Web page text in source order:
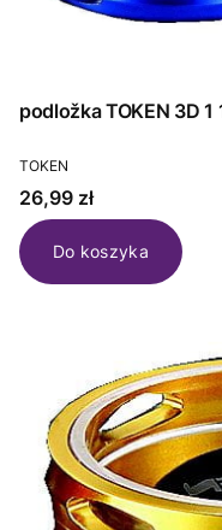
podložka TOKEN 3D
PRODUCENT
TOKEN
Cena
26,99 zł
Do koszyka